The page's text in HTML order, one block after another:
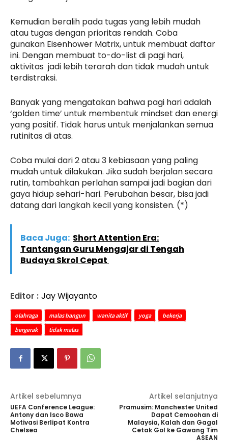
Kemudian beralih pada tugas yang lebih mudah
atau tugas dengan prioritas rendah. Coba
gunakan Eisenhower Matrix, untuk membuat daftar
ini. Dengan membuat to-do-list di pagi hari,
aktivitas jadi lebih terarah dan tidak mudah untuk
terdistraksi.
Banyak yang mengatakan bahwa pagi hari adalah
‘golden time’ untuk membentuk mindset dan energi
yang positif. Tidak harus untuk menjalankan semua
rutinitas di atas.
Coba mulai dari 2 atau 3 kebiasaan yang paling
mudah untuk dilakukan. Jika sudah berjalan secara
rutin, tambahkan perlahan sampai jadi bagian dari
gaya hidup sehari-hari. Perubahan besar, bisa jadi
datang dari langkah kecil yang konsisten. (*)
Baca Juga: Short Attention Era:
Tantangan Guru Mengajar di Tengah
Budaya Skrol Cepat
Editor : Jay Wijayanto
olahraga malas bangun wanita aktif yoga
bekerja
bergerak
tidak malas
Artikel sebelumnya
UEFA Conference League:
Antony dan Isco Bawa
Motivasi Berlipat Kontra
Chelsea
Artikel selanjutnya
Pramusim: Manchester United
Dapat Cemoohan di
Malaysia, Kalah dan Gagal
Cetak Gol ke Gawang Tim
ASEAN